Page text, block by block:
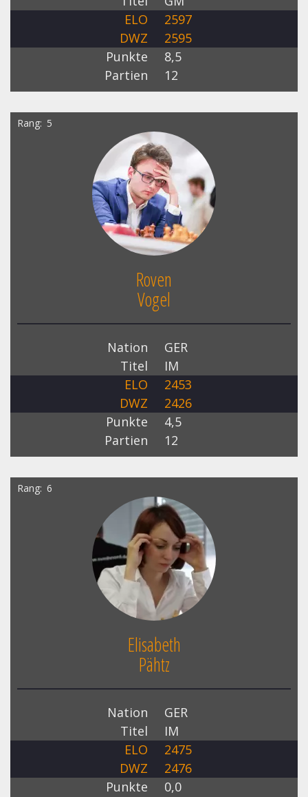
ELO
2597
DWZ
2595
Punkte
8,5
Partien
12
Rang 5
Roven
Vogel
Nation
GER
Titel
IM
ELO
2453
DWZ
2426
Punkte
4,5
Partien
12
Rang 6
Elisabeth
Pähtz
Nation
GER
Titel
IM
ELO
2475
DWZ
2476
Punkte
0,0